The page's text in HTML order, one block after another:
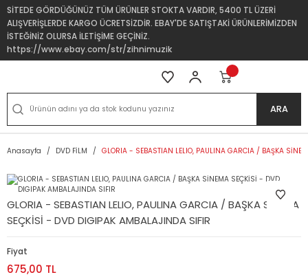
SİTEDE GÖRDÜĞÜNÜZ TÜM ÜRÜNLER STOKTA VARDIR, 5400 TL ÜZERİ
ALIŞVERİŞLERDE KARGO ÜCRETSİZDİR. EBAY'DE SATIŞTAKİ ÜRÜNLERİMİZDEN
İSTEĞİNİZ OLURSA İLETİŞİME GEÇİNİZ.
https://www.ebay.com/str/zihnimuzik
ARA
Anasayfa DVD FİLM GLORIA - SEBASTIAN LELIO, PAULINA GARCIA / BAŞKA
GLORIA - SEBASTIAN LELIO, PAULINA GARCIA / BAŞKA SİNEMA
SEÇKİSİ - DVD DIGIPAK AMBALAJINDA SIFIR
Fiyat
675,00 TL